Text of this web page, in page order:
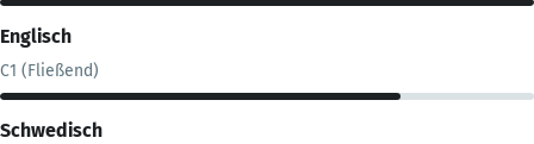
Englisch
C1 (Fließend)
Schwedisch